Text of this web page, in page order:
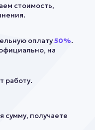
стоимость,
оплату50%.
на
работу.
сумму, получаете